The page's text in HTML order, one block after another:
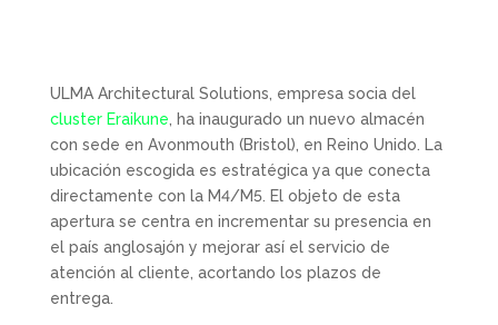
ULMA Architectural Solutions, empresa socia del
cluster Eraikune , ha inaugurado un nuevo almacén
con sede en Avonmouth (Bristol), en Reino Unido. La
ubicación escogida es estratégica ya que conecta
directamente con la M4/M5. El objeto de esta
apertura se centra en incrementar su presencia en
el país anglosajón y mejorar así el servicio de
atención al cliente, acortando los plazos de
entrega.